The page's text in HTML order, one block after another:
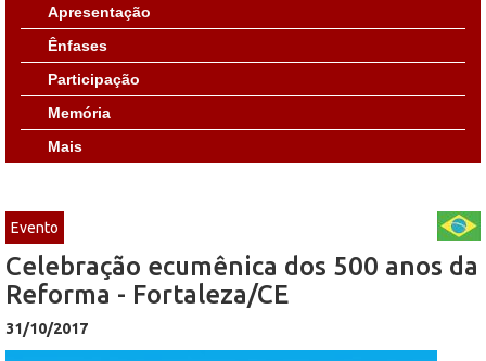
Apresentação
Ênfases
Participação
Memória
Mais
Evento
Celebração ecumênica dos 500 anos da
Reforma - Fortaleza/CE
31/10/2017